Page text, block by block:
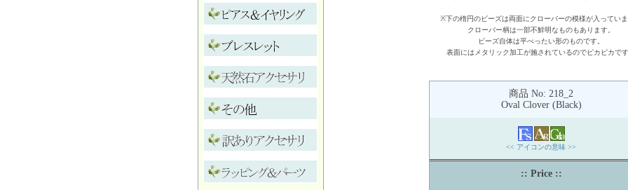
※下の楕円のビーズは両面にクローバーの模様が入ってい
クローバー柄は一部不鮮明なものもあります。
ビーズ自体は平べったい形のものです。
表面にはメタリック加工が施されているのでピカピカで
商品 No: 218_2
Oval Clover (Black)
<< アイコンの意味 >>
:: Price ::